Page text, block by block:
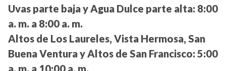
Uvas parte baja y Agua Dulce parte alta: 8:00
a. m. a 8:00 a. m.
Altos de Los Laureles, Vista Hermosa, San
Buena Ventura y Altos de San Francisco: 5:00
a. m. a 10:00 a. m.